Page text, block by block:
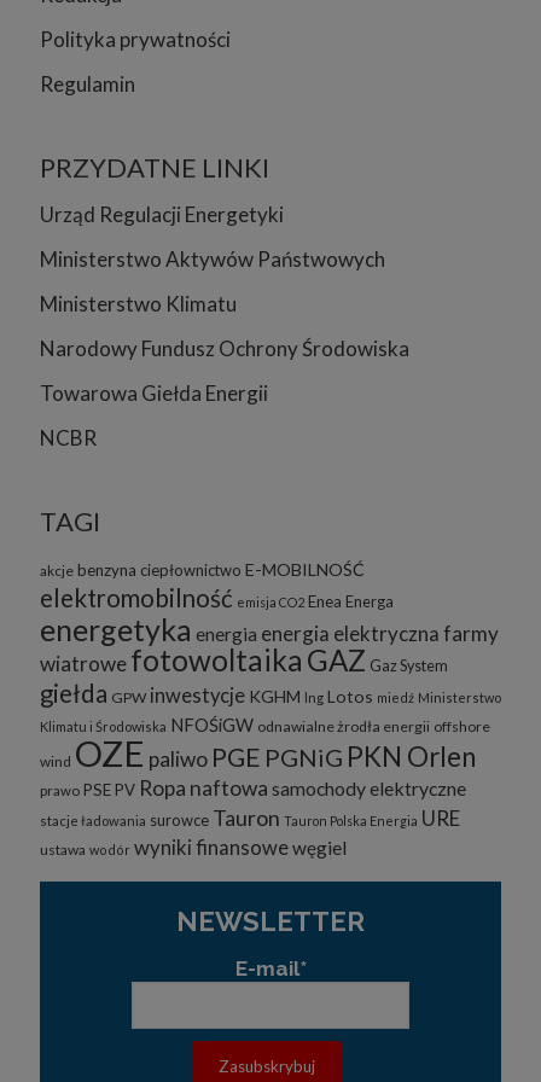
Polityka prywatności
Regulamin
PRZYDATNE LINKI
Urząd Regulacji Energetyki
Ministerstwo Aktywów Państwowych
Ministerstwo Klimatu
Narodowy Fundusz Ochrony Środowiska
Towarowa Giełda Energii
NCBR
TAGI
akcje benzyna ciepłownictwo E-MOBILNOŚĆ
elektromobilność emisja CO2 Enea Energa
energetyka energia energia elektrycznafarmy
wiatrowefotowoltaika GAZ Gaz System
giełda GPW inwestycje KGHM lng Lotos miedź Ministerstwo
Klimatu i Środowiska NFOŚiGW odnawialne żrodła energii offshore
wind OZE paliwo PGE PGNiG PKN Orlen
prawo PSE PV Ropa naftowa samochody elektryczne
stacje ładowania surowce Tauron Tauron Polska Energia URE
ustawa wodór wyniki finansowewęgiel
NEWSLETTER
E-mail*
Regulamin serwisu